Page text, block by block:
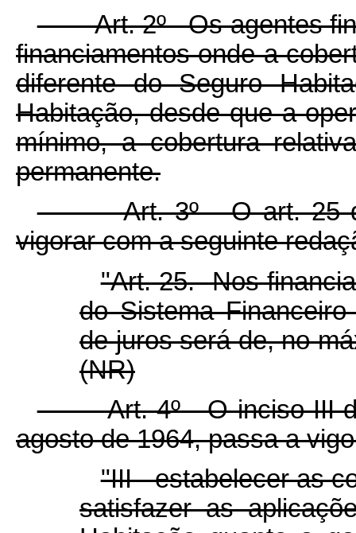
Art. 2º Os agentes
financiamentos onde a
diferente do Seguro
Habitação, desde que a
mínimo, a cobertura
permanente.
Art. 3º O art. 25 da
vigorar com a seguinte
"Art. 25. Nos
do Sistema
de juros será de, no
(NR)
Art. 4º O inciso III do
agosto de 1964, passa a
"III - estabelecer as
satisfazer as